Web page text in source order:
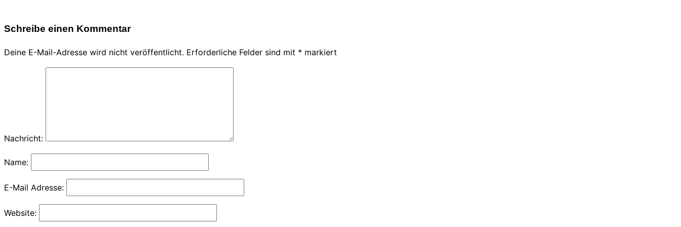
Schreibe einen Kommentar
Deine E-Mail-Adresse wird nicht veröffentlicht. Erforderliche Felder sind mit * markiert
Nachricht:
Name:
E-Mail Adresse:
Website: